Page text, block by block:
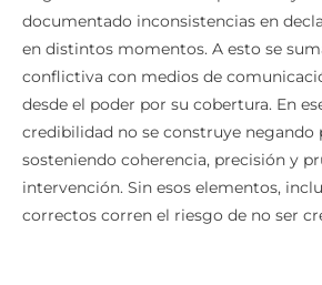
documentado inconsistencias en
en distintos momentos. A esto se
conflictiva con medios de
desde el poder por su cobertura. En
credibilidad no se construye negando
sosteniendo coherencia, precisión y
intervención. Sin esos elementos,
correctos corren el riesgo de no ser